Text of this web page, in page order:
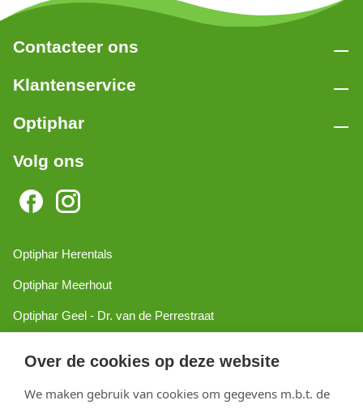
Over de cookies op deze website
We maken gebruik van cookies om gegevens m.b.t. de
Contacteer ons
Klantenservice
Optiphar
Volg ons
Optiphar Herentals
Optiphar Meerhout
Optiphar Geel - Dr. van de Perrestraat